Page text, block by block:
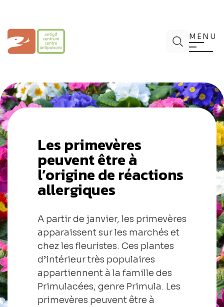
Centre Antipoisons Chercher
MENU
Les primevères
peuvent être à
l’origine de réactions
allergiques
A partir de janvier, les primevères
apparaissent sur les marchés et
chez les fleuristes. Ces plantes
d’intérieur très populaires
appartiennent à la famille des
Primulacées, genre Primula. Les
primevères peuvent être à